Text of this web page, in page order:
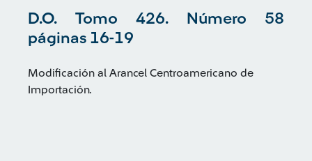
D.O. Tomo 426. Número 58
páginas 16-19
Modificación al Arancel Centroamericano de
Importación.